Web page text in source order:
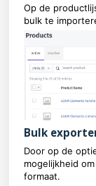
Op de
bulk te
Bulk
Door op de
mogelijkheid
formaat.